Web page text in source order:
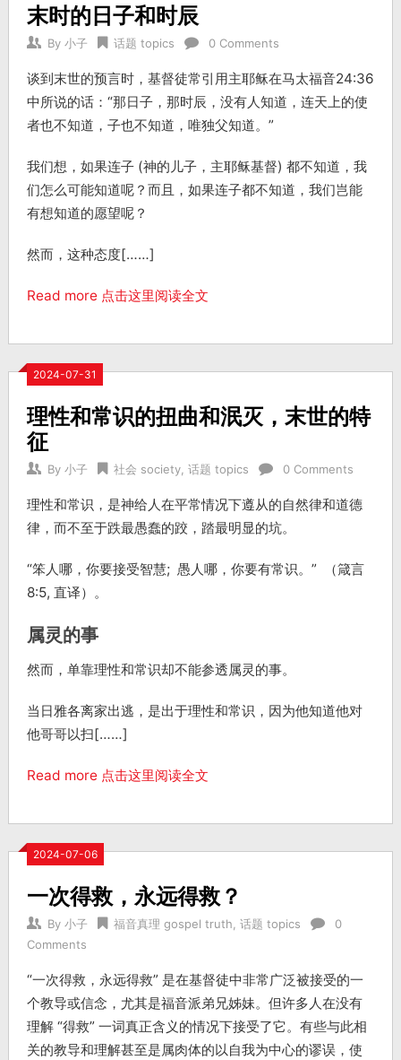
末时的日子和时辰
By 小子 话题 topics 0 Comments
谈到末世的预言时，基督徒常引用主耶稣在马太福音24:36
中所说的话：“那日子，那时辰，没有人知道，连天上的使
者也不知道，子也不知道，唯独父知道。”
我们想，如果连子 (神的儿子，主耶稣基督) 都不知道，我
们怎么可能知道呢？而且，如果连子都不知道，我们岂能
有想知道的愿望呢？
然而，这种态度[……]
Read more 点击这里阅读全文
2024-07-31
理性和常识的扭曲和泯灭，末世的特
征
By 小子 社会 society, 话题 topics 0 Comments
理性和常识，是神给人在平常情况下遵从的自然律和道德
律，而不至于跌最愚蠢的跤，踏最明显的坑。
“笨人哪，你要接受智慧; 愚人哪，你要有常识。” （箴言
8:5, 直译）。
属灵的事
然而，单靠理性和常识却不能参透属灵的事。
当日雅各离家出逃，是出于理性和常识，因为他知道他对
他哥哥以扫[……]
Read more 点击这里阅读全文
2024-07-06
一次得救，永远得救？
By 小子 福音真理 gospel truth 话题 topics
0
Comments
“一次得救，永远得救” 是在基督徒中非常广泛被接受的一
个教导或信念，尤其是福音派弟兄姊妹。但许多人在没有
理解 “得救” 一词真正含义的情况下接受了它。有些与此相
关的教导和理解甚至是属肉体的以自我为中心的谬误，使